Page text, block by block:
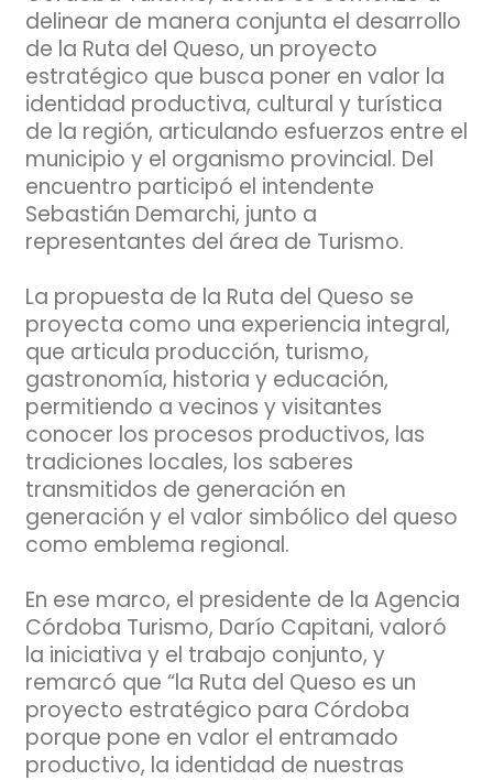
delinear de manera conjunta el desarrollo
de la Ruta del Queso, un proyecto
estratégico que busca poner en valor la
identidad productiva, cultural y turística
de la región, articulando esfuerzos entre el
municipio y el organismo provincial. Del
encuentro participó el intendente
Sebastián Demarchi, junto a
representantes del área de Turismo.
La propuesta de la Ruta del Queso se
proyecta como una experiencia integral,
que articula producción, turismo,
gastronomía, historia y educación,
permitiendo a vecinos y visitantes
conocer los procesos productivos, las
tradiciones locales, los saberes
transmitidos de generación en
generación y el valor simbólico del queso
como emblema regional.
En ese marco, el presidente de la Agencia
Córdoba Turismo, Darío Capitani, valoró
la iniciativa y el trabajo conjunto, y
remarcó que “la Ruta del Queso es un
proyecto estratégico para Córdoba
porque pone en valor el entramado
productivo, la identidad de nuestras